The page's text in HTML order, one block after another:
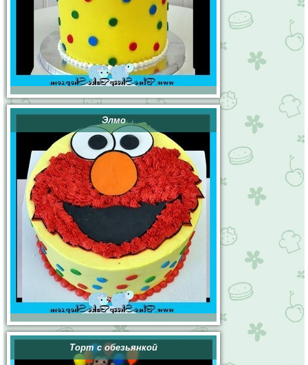
Элмо
Торт с обезьянкой